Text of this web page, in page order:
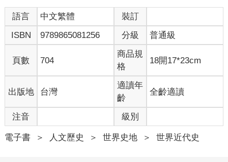
語言 中文繁體
裝訂
ISBN
9789865081256 分級 普通級
頁數 704
商品規
格
18開17*23cm
出版地 台灣
適讀年
齡
全齡適讀
注音 級別
電子書 ＞ 人文歷史 ＞ 世界史地 ＞ 世界近代史